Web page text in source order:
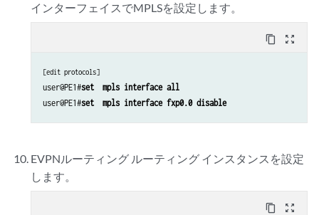
インターフェイスでMPLSを設定します。
content_copy zoom_out_map
[edit protocols]
user@PE1#set  mpls interface all
user@PE1#set  mpls interface fxp0.0 disable
EVPNルーティング ルーティング インスタンスを設定
します。
content_copy zoom_out_map